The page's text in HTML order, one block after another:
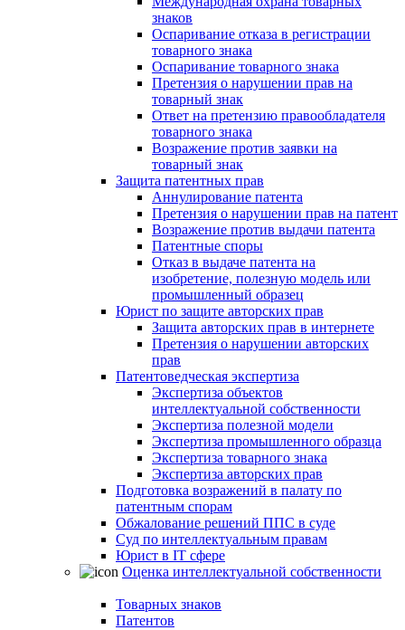
знаков
Оспаривание отказа в регистрации
товарного знака
Оспаривание товарного знака
Претензия о нарушении прав на
товарный знак
Ответ на претензию правообладателя
товарного знака
Возражение против заявки на
товарный знак
Защита патентных прав
Аннулирование патента
Претензия о нарушении прав на патент
Возражение против выдачи патента
Патентные споры
Отказ в выдаче патента на
изобретение, полезную модель или
промышленный образец
Юрист по защите авторских прав
Защита авторских прав в интернете
Претензия о нарушении авторских
прав
Патентоведческая экспертиза
Экспертиза объектов
интеллектуальной собственности
Экспертиза полезной модели
Экспертиза промышленного образца
Экспертиза товарного знака
Экспертиза авторских прав
Подготовка возражений в палату по
патентным спорам
Обжалование решений ППС в суде
Суд по интеллектуальным правам
Юрист в IT сфере
Оценка интеллектуальной собственности
Товарных знаков
Патентов